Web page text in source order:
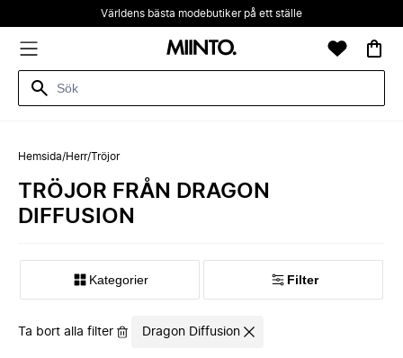
Världens bästa modebutiker på ett ställe
Hemsida/Herr/Tröjor
TRÖJOR FRÅN DRAGON
DIFFUSION
Kategorier Filter
Ta bort alla filter Dragon Diffusion